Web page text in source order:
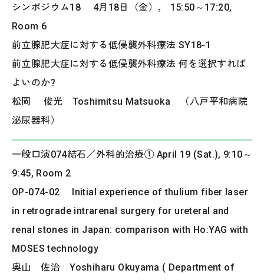
シンポジウム18 4月18日（金）， 15:50～17:20,
Room 6
前立腺肥大症に対する低侵襲外科療法 SY18-1
前立腺肥大症に対する低侵襲外科療法 何を選択すれば
よいのか?
松岡 俊光 Toshimitsu Matsuoka （八戸平和病院
泌尿器科）
一般口演074結石／外科的治療① April 19 (Sat.), 9:10～
9:45, Room 2
OP-074-02 Initial experience of thulium fiber laser
in retrograde intrarenal surgery for ureteral and
renal stones in Japan: comparison with Ho:YAG with
MOSES technology
奥山 佐治 Yoshiharu Okuyama ( Department of